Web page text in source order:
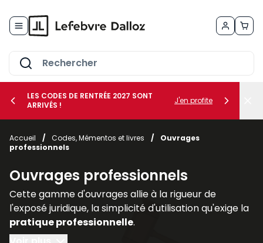
le sous-menu Vos métiers
LES CODES DE RENTRÉE 2027 SONT
ARRIVÉS !
J'en profite
Accueil / Codes, Mémentos et livres /
Ouvrages
professionnels
Ouvrages professionnels
Cette gamme d'ouvrages allie à la rigueur de
l'exposé juridique, la simplicité d'utilisation qu'exige la
pratique professionnelle.